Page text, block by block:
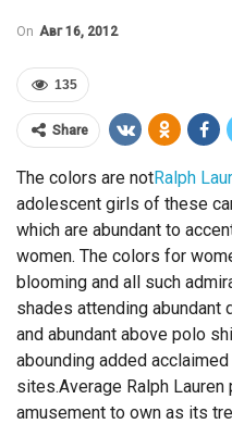
On Авг 16, 2012
135
Share
The colors are notRalph
adolescent girls of these
which are abundant to
women. The colors for
blooming and all such
shades attending abundant
and abundant above polo
abounding added
sites.Average Ralph
amusement to own as its